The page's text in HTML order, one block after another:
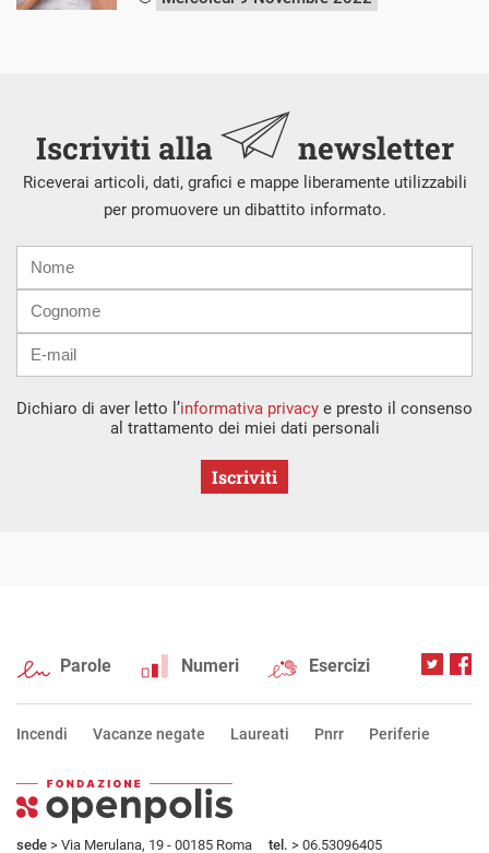
Iscriviti alla newsletter
Riceverai articoli, dati, grafici e mappe liberamente utilizzabili
per promuovere un dibattito informato.
mail
Dichiaro di aver letto l’informativa privacy e presto il consenso
al trattamento dei miei dati personali
Iscriviti
Parole Numeri Esercizi
Incendi Vacanze negate Laureati Pnrr Periferie
sede > Via Merulana, 19 - 00185 Roma tel. > 06.53096405